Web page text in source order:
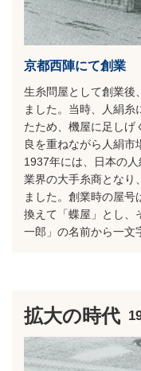
京都西陣にて創業
生糸問屋として創業後
ました。当時、人絹糸
たため、機屋に足しげ
良を重ねながら人絹市
1937年には、日本の
業界の大手糸商となり
ました。創業時の屋
換えて「蝶屋」とし、
一郎」の名前から一文
拡大の時代